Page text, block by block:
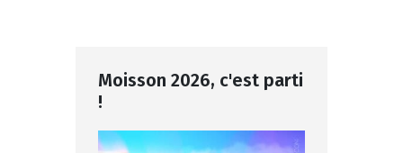
Moisson 2026, c'est parti
!